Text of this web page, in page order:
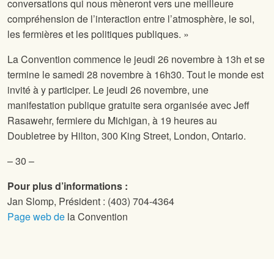
conversations qui nous mèneront vers une meilleure
compréhension de l’interaction entre l’atmosphère, le sol,
les fermières et les politiques publiques. »
La Convention commence le jeudi 26 novembre à 13h et se
termine le samedi 28 novembre à 16h30. Tout le monde est
invité à y participer. Le jeudi 26 novembre, une
manifestation publique gratuite sera organisée avec Jeff
Rasawehr, fermiere du Michigan, à 19 heures au
Doubletree by Hilton, 300 King Street, London, Ontario.
– 30 –
Pour plus d’informations :
Jan Slomp, Président : (403) 704-4364
Page web de la Convention